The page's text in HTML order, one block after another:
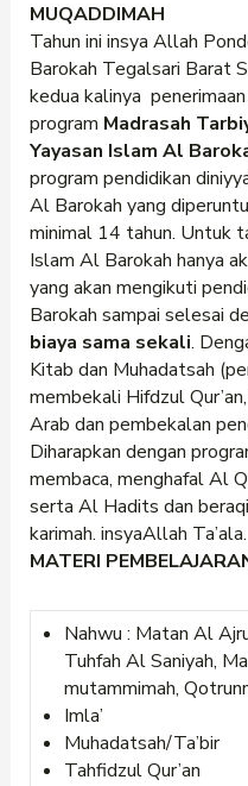
MUQADDIMAH
Tahun ini insya Allah
Barokah Tegalsari Barat
kedua kalinya
program Madrasah
Yayasan Islam Al
program pendidikan
Al Barokah yang
minimal 14 tahun. Untuk
Islam Al Barokah hanya
yang akan mengikuti
Barokah sampai selesai
biaya sama sekali.
Kitab dan Muhadatsah
membekali Hifdzul
Arab dan pembekalan
Diharapkan dengan
membaca, menghafal Al
serta Al Hadits dan
karimah. insyaAllah Ta’ala.
MATERI
Nahwu : Matan Al
Tuhfah Al Saniyah,
mutammimah,
Imla’
Muhadatsah/Ta’bir
Tahfidzul Qur’an